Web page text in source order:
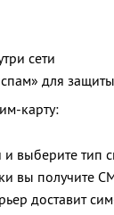
сети
для
карту:
выберите тип
вы получите
доставит